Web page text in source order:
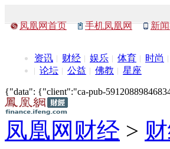
凤凰网首页 手机凤凰网 新
资讯 财经 娱乐 体育 时尚
论坛
公益 佛教 星座
{"data": {"client":"ca-pub-
凤凰网财经 >